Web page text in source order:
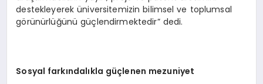
destekleyerek üniversitemizin bilimsel ve toplumsal
görünürlüğünü güçlendirmektedir” dedi.
Sosyal farkındalıkla güçlenen mezuniyet